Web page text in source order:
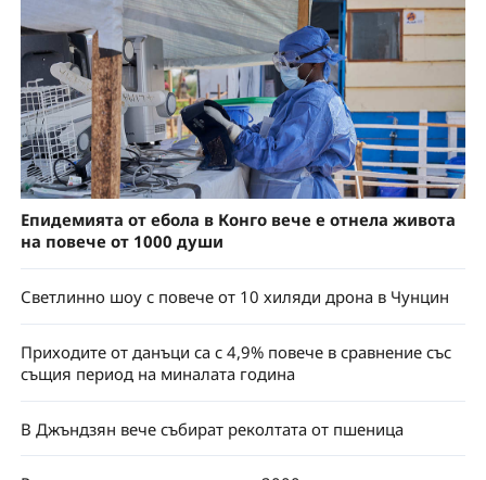
Епидемията от ебола в Конго вече е отнела живота
на повече от 1000 души
Светлинно шоу с повече от 10 хиляди дрона в Чунцин
Приходите от данъци са с 4,9% повече в сравнение със
същия период на миналата година
В Джъндзян вече събират реколтата от пшеница